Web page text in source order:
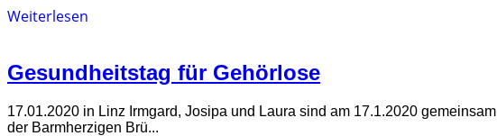
Weiterlesen
Gesundheitstag für Gehörlose
17.01.2020 in Linz Irmgard, Josipa und Laura sind am 17.1.2020
der Barmherzigen Brü...